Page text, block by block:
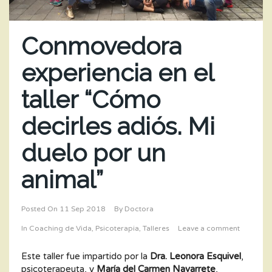
Conmovedora
experiencia en el
taller “Cómo
decirles adiós. Mi
duelo por un
animal”
Posted On 11 Sep 2018 By Doctora
In Coaching de Vida, Psicoterapia, Talleres Leave a comment
Este taller fue impartido por la Dra. Leonora Esquivel,
psicoterapeuta, y María del Carmen Navarrete,